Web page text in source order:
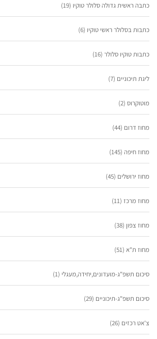
כתבה ראשית גדולה סלולר טוקיו (19)
כתבות בסלולר ראשי טוקיו (6)
כתבות טוקיו סלולר (16)
ליגת תיכוניים (7)
מוטוקרוס (2)
מחוז דרום (44)
מחוז חיפה (145)
מחוז ירושלים (45)
מחוז מרכז (11)
מחוז צפון (38)
מחוז ת"א (51)
סיכום תשפ"ג-מועדונים,יחידה,מעגלי (1)
סיכום תשפ"ג-תיכוניים (29)
צ'אט רכזים (26)